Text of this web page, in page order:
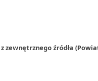
źródła